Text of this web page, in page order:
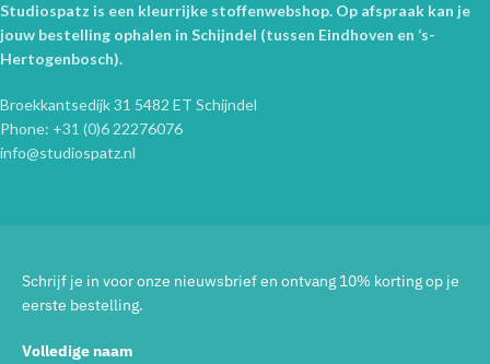
Studiospatz is een kleurrijke stoffenwebshop. Op afspraak kan je
jouw bestelling ophalen in Schijndel (tussen Eindhoven en ‘s-
Hertogenbosch).
Broekkantsedijk 31 5482 ET Schijndel
Phone: +31 (0)6 22276076
info@studiospatz.nl
Schrijf je in voor onze nieuwsbrief en ontvang 10% korting op je
eerste bestelling.
Volledige naam